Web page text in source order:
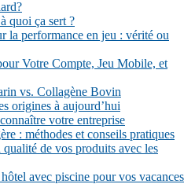
quoi ça sert ?
la performance en jeu : vérité ou
Votre Compte, Jeu Mobile, et
vs. Collagène Bovin
origines à aujourd’hui
votre entreprise
: méthodes et conseils pratiques
de vos produits avec les
avec piscine pour vos vacances